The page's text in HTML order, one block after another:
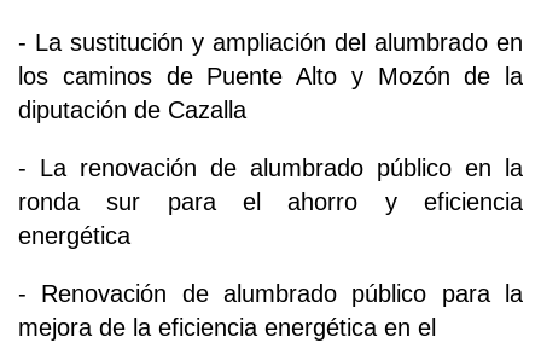
- La sustitución y ampliación del alumbrado en
los caminos de Puente Alto y Mozón de la
diputación de Cazalla
- La renovación de alumbrado público en la
ronda sur para el ahorro y eficiencia
energética
- Renovación de alumbrado público para la
mejora de la eficiencia energética en el